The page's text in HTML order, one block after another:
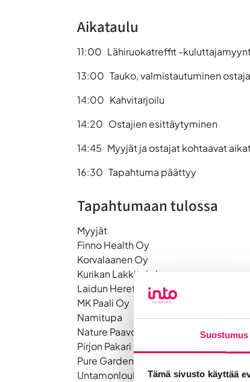
Suostumus
Tämä sivusto käyttää
Aikataulu
11:00 Lähiruokatreffit -
13:00 Tauko, valmistautuminen
14:00 Kahvitarjoilu
14:20 Ostajien esittäytyminen
14:45 Myyjät ja ostajat kohtaavat
16:30 Tapahtuma päättyy
Tapahtumaan tulossa
Myyjät
Finno Health Oy
Korvalaanen Oy
Kurikan Lakkitehdas
Laidun Hereford Oy
MK Paali Oy
Namitupa
Nature Paavola Oy
Pirjon Pakari
Pure Garden Oy
Untamonloukon Savujuustua